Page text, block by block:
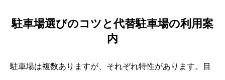
駐車場選びのコツと代替駐車場の利用案
内
駐車場は複数ありますが、それぞれ特性があります。目